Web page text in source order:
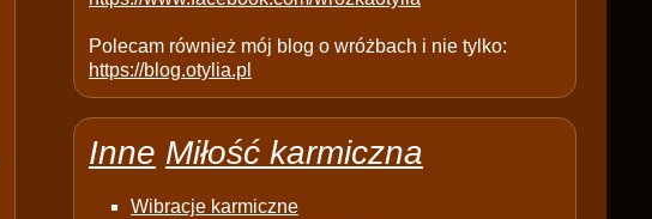
Polecam również mój blog o wróżbach i nie tylko:
https://blog.otylia.pl
Inne Miłość karmiczna
Wibracje karmiczne